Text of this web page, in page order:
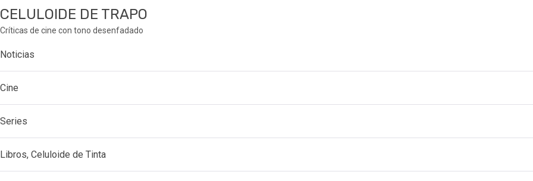
CELULOIDE DE TRAPO
Críticas de cine con tono desenfadado
Noticias
Cine
Series
Libros, Celuloide de Tinta